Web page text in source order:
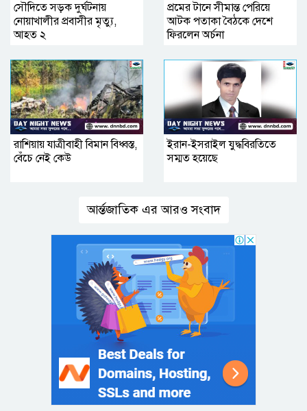
সৌদিতে সড়ক দুর্ঘটনায়
নোয়াখালীর প্রবাসীর মৃত্যু,
আহত ২
প্রমের টানে সীমান্ত পেরিয়ে
আটক পতাকা বৈঠকে দেশে
ফিরলেন অর্চনা
রাশিয়ায় যাত্রীবাহী বিমান বিধ্বস্ত,
বেঁচে নেই কেউ
ইরান-ইসরাইল যুদ্ধবিরতিতে
সম্মত হয়েছে
আর্ন্তজাতিক এর আরও সংবাদ